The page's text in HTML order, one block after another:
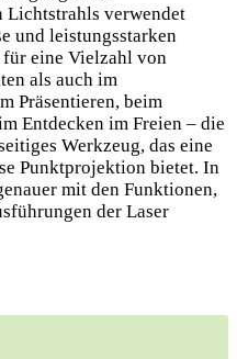
Lichtstrahls verwendet
und leistungsstarken
eine Vielzahl von
als auch im
Präsentieren, beim
Entdecken im Freien – die
Werkzeug, das eine
Punktprojektion bietet. In
mit den Funktionen,
der Laser